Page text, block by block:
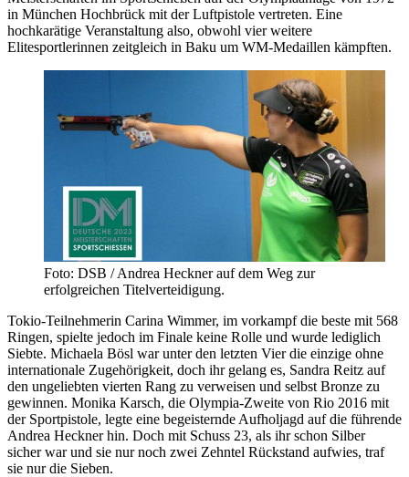
in München Hochbrück mit der Luftpistole vertreten. Eine
hochkarätige Veranstaltung also, obwohl vier weitere
Elitesportlerinnen zeitgleich in Baku um WM-Medaillen kämpften.
Foto: DSB / Andrea Heckner auf dem Weg zur
erfolgreichen Titelverteidigung.
Tokio-Teilnehmerin Carina Wimmer, im vorkampf die beste mit 568
Ringen, spielte jedoch im Finale keine Rolle und wurde lediglich
Siebte. Michaela Bösl war unter den letzten Vier die einzige ohne
internationale Zugehörigkeit, doch ihr gelang es, Sandra Reitz auf
den ungeliebten vierten Rang zu verweisen und selbst Bronze zu
gewinnen. Monika Karsch, die Olympia-Zweite von Rio 2016 mit
der Sportpistole, legte eine begeisternde Aufholjagd auf die führende
Andrea Heckner hin. Doch mit Schuss 23, als ihr schon Silber
sicher war und sie nur noch zwei Zehntel Rückstand aufwies, traf
sie nur die Sieben.